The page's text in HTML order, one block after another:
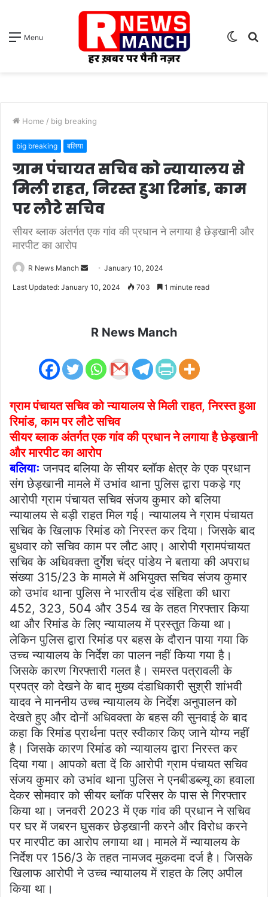
Menu
Switch
Home / big breaking
big breaking बलिया
ग्राम पंचायत सचिव को न्यायालय से
मिली राहत, निरस्त हुआ रिमांड, काम
पर लौटे सचिव
सीयर ब्लाक अंतर्गत एक गांव की प्रधान ने लगाया है छेड़खानी और
मारपीट का आरोप
R News Manch
SendJanuary 10, 2024
Last Updated: January 10, 2024 703 1 minute read
R News Manch
ग्राम पंचायत सचिव को न्यायालय से मिली राहत, निरस्त हुआ
रिमांड, काम पर लौटे सचिव
सीयर ब्लाक अंतर्गत एक गांव की प्रधान ने लगाया है छेड़खानी
और मारपीट का आरोप
बलियाः जनपद बलिया के सीयर ब्लॉक क्षेत्र के एक प्रधान
संग छेड़खानी मामले में उभांव थाना पुलिस द्वारा पकड़े गए
आरोपी ग्राम पंचायत सचिव संजय कुमार को बलिया
न्यायालय से बड़ी राहत मिल गई। न्यायालय ने ग्राम पंचायत
सचिव के खिलाफ रिमांड को निरस्त कर दिया। जिसके बाद
बुधवार को सचिव काम पर लौट आए। आरोपी ग्रामपंचायत
सचिव के अधिवक्ता दुर्गेश चंद्र पांडेय ने बताया की अपराध
संख्या 315/23 के मामले में अभियुक्त सचिव संजय कुमार
को उभांव थाना पुलिस ने भारतीय दंड संहिता की धारा
452, 323, 504 और 354 ख के तहत गिरफ्तार किया
था और रिमांड के लिए न्यायालय में प्रस्तुत किया था।
लेकिन पुलिस द्वारा रिमांड पर बहस के दौरान पाया गया कि
उच्च न्यायालय के निर्देश का पालन नहीं किया गया है।
जिसके कारण गिरफ्तारी गलत है। समस्त पत्रावली के
प्रपत्र को देखने के बाद मुख्य दंडाधिकारी सुश्री शांभवी
यादव ने माननीय उच्च न्यायालय के निर्देश अनुपालन को
देखते हुए और दोनों अधिवक्ता के बहस की सुनवाई के बाद
कहा कि रिमांड प्रार्थना पत्र स्वीकार किए जाने योग्य नहीं
है। जिसके कारण रिमांड को न्यायालय द्वारा निरस्त कर
दिया गया। आपको बता दें कि आरोपी ग्राम पंचायत सचिव
संजय कुमार को उभांव थाना पुलिस ने एनबीडब्ल्यू का हवाला
देकर सोमवार को सीयर ब्लॉक परिसर के पास से गिरफ्तार
किया था। जनवरी 2023 में एक गांव की प्रधान ने सचिव
पर घर में जबरन घुसकर छेड़खानी करने और विरोध करने
पर मारपीट का आरोप लगाया था। मामले में न्यायालय के
निर्देश पर 156/3 के तहत नामजद मुकदमा दर्ज है। जिसके
खिलाफ आरोपी ने उच्च न्यायालय में राहत के लिए अपील
किया था।